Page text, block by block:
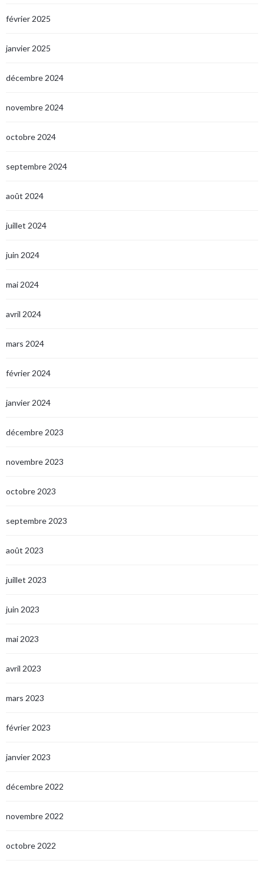
février 2025
janvier 2025
décembre 2024
novembre 2024
octobre 2024
septembre 2024
août 2024
juillet 2024
juin 2024
mai 2024
avril 2024
mars 2024
février 2024
janvier 2024
décembre 2023
novembre 2023
octobre 2023
septembre 2023
août 2023
juillet 2023
juin 2023
mai 2023
avril 2023
mars 2023
février 2023
janvier 2023
décembre 2022
novembre 2022
octobre 2022